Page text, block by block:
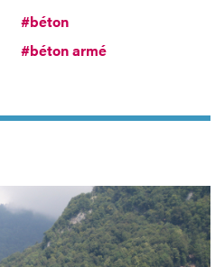
#béton
#béton armé